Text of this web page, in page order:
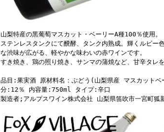
山梨特産の黒葡萄マスカット・ベーリーA種100％使用。
ステンレスタンクにて醗酵、タンク内熟成。輝くルビー
な渋味が広がる、軽やかな味わいの赤ワインです。
すき焼き、鶏の照り焼き、サンマの蒲焼など、甘辛タレ
品目:果実酒 原材料名：ぶどう(山梨県産 マスカット
分:12％ 内容量:750ml タイプ:辛口
製造者;アルプスワイン株式会社 山梨県笛吹市一宮町狐